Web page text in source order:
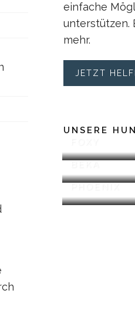
einfache
unterstützen.
mehr.
JETZT
UNSERE